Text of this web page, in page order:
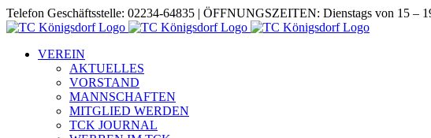
Zum
Inhalt
Telefon Geschäftsstelle: 02234-64835 | ÖFFNUNGSZEITEN: Dienstags von 15 –
VEREIN
AKTUELLES
VORSTAND
MANNSCHAFTEN
MITGLIED WERDEN
TCK JOURNAL